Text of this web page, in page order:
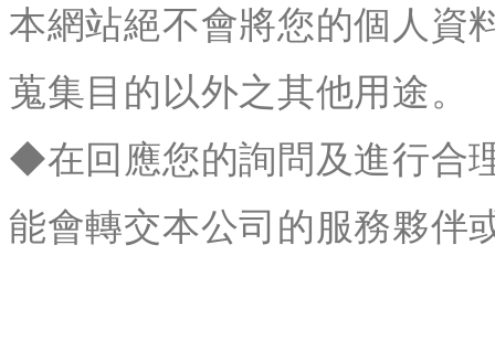
本網站絕不會將您的個人資
蒐集目的以外之其他用途。
◆在回應您的詢問及進行合
能會轉交本公司的服務夥伴